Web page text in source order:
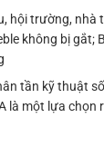
hội trường,
không bị gắt;
tần kỹ thuật
là một lựa